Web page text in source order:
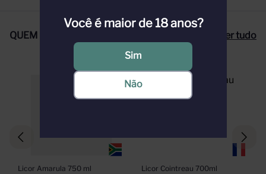
QUEM COMPROU, COMPROU TAMBÉM Ver tudo
Licor Amarula 750 ml Licor Cointreau 700ml
Você é maior de 18 anos?
Sim
Não